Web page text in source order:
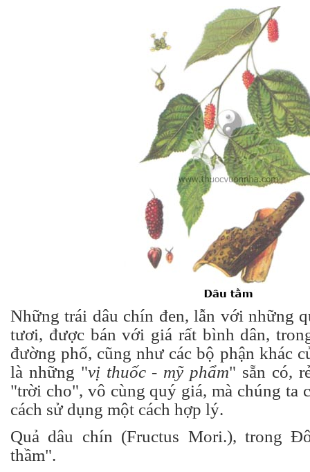
Những trái dâu chín đen, lẫn với những
tươi, được bán với giá rất bình dân,
đường phố, cũng như các bộ phận khác
là những "vị thuốc - mỹ phẩm" sẵn có,
"trời cho", vô cùng quý giá, mà chúng ta
cách sử dụng một cách hợp lý.
Quả dâu chín (Fructus Mori.), trong
thầm".